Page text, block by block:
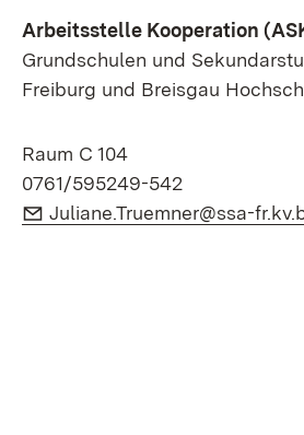
Arbeitsstelle Kooperation
Grundschulen und
Freiburg und Breisgau
Raum C 104
0761/595249-542
E-Mail:
Juliane.Truemner@ssa-